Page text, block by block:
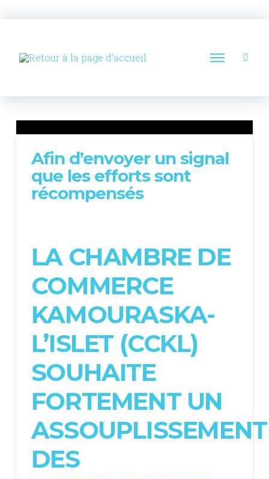
Afin d’envoyer un signal
que les efforts sont
récompensés
LA CHAMBRE DE
COMMERCE
KAMOURASKA-
L’ISLET (CCKL)
SOUHAITE
FORTEMENT UN
ASSOUPLISSEMENT
DES